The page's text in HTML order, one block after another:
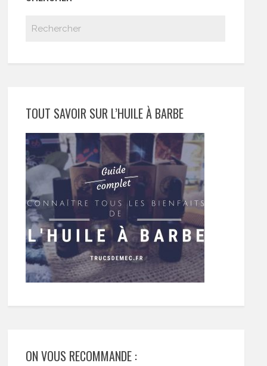
TOUT SAVOIR SUR L’HUILE À BARBE
ON VOUS RECOMMANDE :